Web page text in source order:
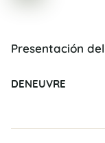
Presentación
DENEUVRE